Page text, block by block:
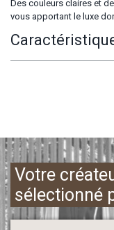
Des couleurs claires et
vous apportant le luxe
Votre
sélectionné